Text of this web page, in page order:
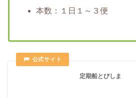
本数：１日１～３便
定期船とびしま